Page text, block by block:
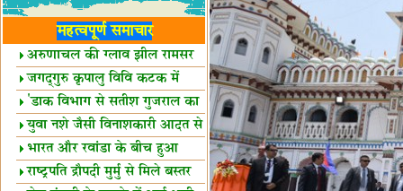
महत्वपूर्ण समाचार
अरुणाचल की ग्लाव झील रामसर
स्थल घोषित
जगद्गुरु कृपालु विवि कटक में
शैक्षिक सत्र शुरू
'डाक विभाग से सतीश गुजराल का
रिश्ता गहरा'
युवा नशे जैसी विनाशकारी आदत से
दूर रहें-मोदी
भारत और रवांडा के बीच हुआ
व्यापार विस्तार
राष्ट्रपति द्रौपदी मुर्मु से मिले बस्तर